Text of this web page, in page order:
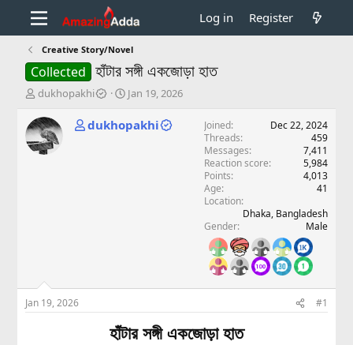
Log in Register
Creative Story/Novel
Collected হাঁটার সঙ্গী একজোড়া হাত
T
r
e
a
dukhopakhi
S
a
r
Jan 19, 2026
dukhopakhi Joined
Dec 22, 2024
Threads
459
Messages
7,411
Reaction score
5,984
Points
4,013
Age
41
Location
Dhaka, Bangladesh
Gender
Male
Jan 19, 2026 #1
হাঁটার সঙ্গী একজোড়া হাত